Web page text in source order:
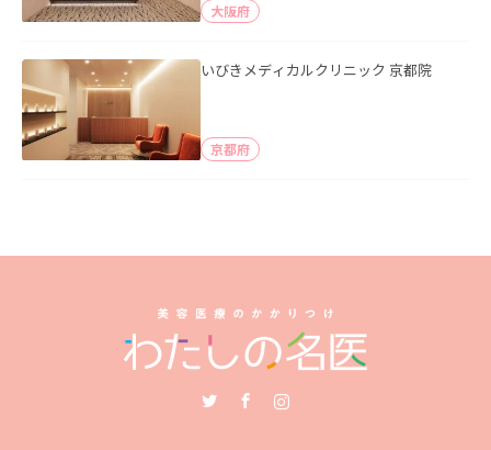
大阪府
いびきメディカルクリニック 京都院
京都府